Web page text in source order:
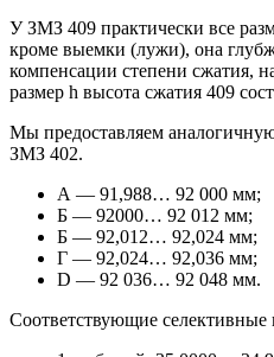
У ЗМЗ 409 практически все
кроме выемки (лужи), она
компенсации степени сжатия,
размер h высота сжатия 409
Мы предоставляем
ЗМЗ 402.
А — 91,988… 92 000 мм;
Б — 92000… 92 012 мм;
Б — 92,012… 92,024 мм;
Г — 92,024… 92,036 мм;
D — 92 036… 92 048 мм.
Соответствующие